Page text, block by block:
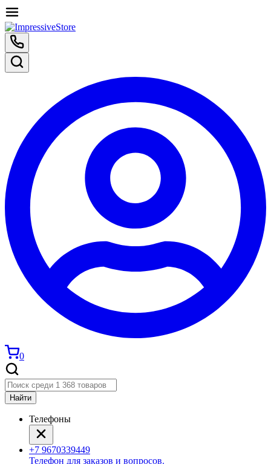
0
Найти
Телефоны
+7 9670339449
Телефон для заказов и вопросов.